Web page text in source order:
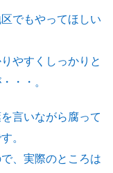
でもやってほしい
やすくしっかりと
・・。
言いながら腐って
。
、実際のところは